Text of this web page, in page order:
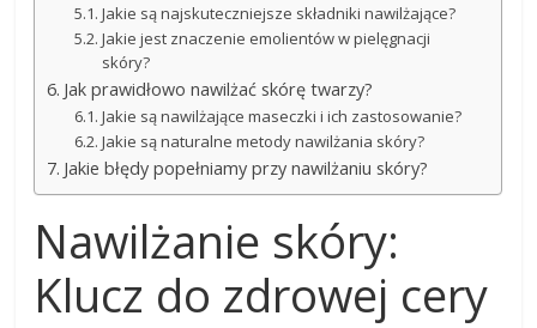
Jakie są najskuteczniejsze składniki nawilżające?
Jakie jest znaczenie emolientów w pielęgnacji
skóry?
Jak prawidłowo nawilżać skórę twarzy?
Jakie są nawilżające maseczki i ich zastosowanie?
Jakie są naturalne metody nawilżania skóry?
Jakie błędy popełniamy przy nawilżaniu skóry?
Nawilżanie skóry:
Klucz do zdrowej cery